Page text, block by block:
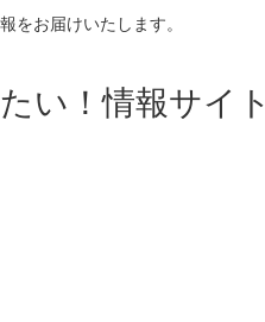
をお届けいたします。
い！情報サイト